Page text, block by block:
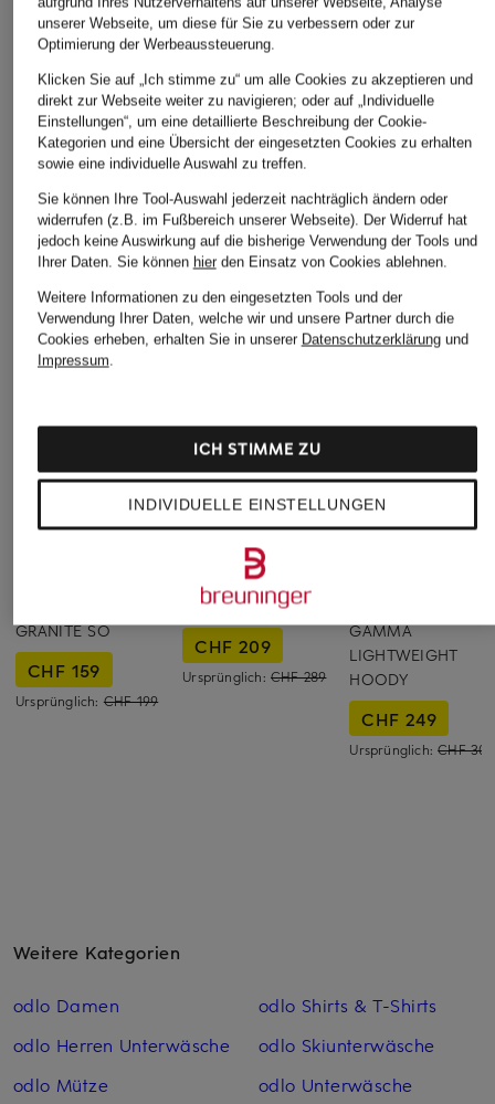
GRANITE SO
CHF 159
Ursprünglich: CHF 199
Klättermusen
Funktionsjacke NAL
CHF 209
Ursprünglich: CHF 289
GAMMA
LIGHTWEIGHT
HOODY
CHF 249
Ursprünglich:CHF 309
Weitere Kategorien
odlo Damen
odlo Herren Unterwäsche
odlo Mütze
odlo Shirts & T-Shirts
odlo Skiunterwäsche
odlo Unterwäsche
unserer Webseite, um diese für Sie zu verbessern oder zur
Optimierung der Werbeaussteuerung.
Klicken Sie auf „Ich stimme zu“ um alle Cookies zu akzeptieren und
direkt zur Webseite weiter zu navigieren; oder auf „Individuelle
Einstellungen“, um eine detaillierte Beschreibung der Cookie-
Kategorien und eine Übersicht der eingesetzten Cookies zu erhalten
sowie eine individuelle Auswahl zu treffen.
Sie können Ihre Tool-Auswahl jederzeit nachträglich ändern oder
widerrufen (z.B. im Fußbereich unserer Webseite). Der Widerruf hat
jedoch keine Auswirkung auf die bisherige Verwendung der Tools und
Ihrer Daten. Sie können hierden Einsatz von Cookies ablehnen.
Weitere Informationen zu den eingesetzten Tools und der
Verwendung Ihrer Daten, welche wir und unsere Partner durch die
Cookies erheben, erhalten Sie in unserer Datenschutzerklärungund
Impressum.
INDIVIDUELLE EINSTELLUNGEN
ICH STIMME ZU